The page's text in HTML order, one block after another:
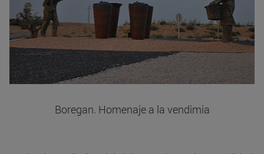
Boregan. Homenaje a la vendimia